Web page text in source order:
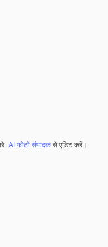
AI फोटो संपादकसे एडिट करें।